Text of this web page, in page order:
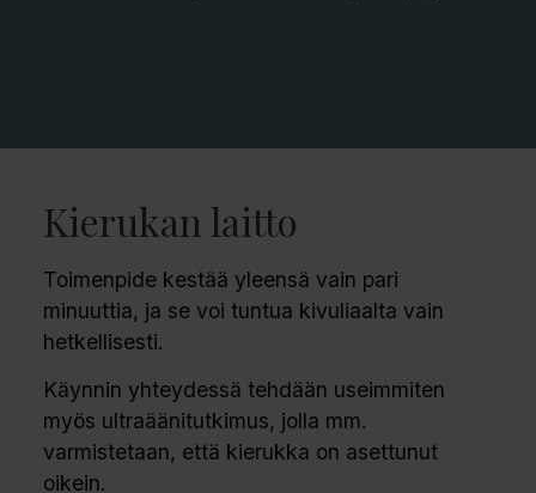
Kierukan laitto
Toimenpide kestää yleensä vain pari
minuuttia, ja se voi tuntua kivuliaalta vain
hetkellisesti.
Käynnin yhteydessä tehdään useimmiten
myös ultraäänitutkimus, jolla mm.
varmistetaan, että kierukka on asettunut
oikein.